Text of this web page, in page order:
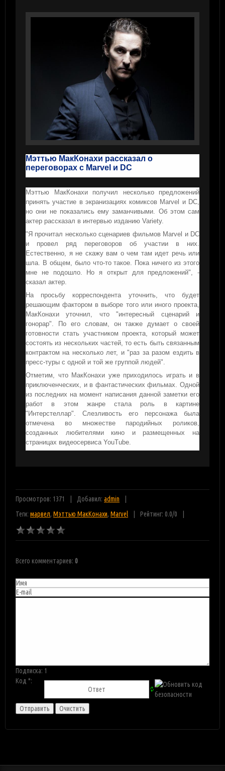
Мэттью МакКонахи рассказал о
переговорах с Marvel и DC
Мэттью МакКонахи получил несколько предложений
принять участие в экранизациях комиксов Marvel и DC,
но они не показались ему заманчивыми. Об этом сам
актер рассказал в интервью изданию Variety.
"Я прочитал несколько сценариев фильмов Marvel и DC
и провел ряд переговоров об участии в них.
Естественно, я не скажу вам о чем там идет речь или
шла. В общем, было что-то такое. Пока ничего из этого
мне не подошло. Но я открыт для предложений", -
сказал актер.
На просьбу корреспондента уточнить, что будет
решающим фактором в выборе того или иного проекта,
МакКонахи уточнил, что "интересный сценарий и
гонорар". По его словам, он также думает о своей
готовности стать участником проекта, который может
состоять из нескольких частей, то есть быть связанным
контрактом на несколько лет, и "раз за разом ездить в
пресс-туры с одной и той же группой людей".
Отметим, что МакКонахи уже приходилось играть и в
приключенческих, и в фантастических фильмах. Одной
из последних на момент написания данной заметки его
работ в этом жанре стала роль в картине
"Интерстеллар". Слезливость его персонажа была
отмечена во множестве пародийных роликов,
созданных любителями кино и размещенных на
страницах видеосервиса YouTube.
Просмотров: 1371 Добавил: admin
Теги: марвел, Мэттью МакКонахи, Marvel Рейтинг: 0.0/0
Всего комментариев: 0
Подписка: 1
Код *: